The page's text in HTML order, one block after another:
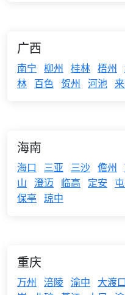
广西
南宁 柳州 桂林 梧州
林 百色 贺州 河池
海南
海口 三亚 三沙 儋州
山
澄迈 临高 定安
保亭 琼中
重庆
万州 涪陵 渝中 大渡口